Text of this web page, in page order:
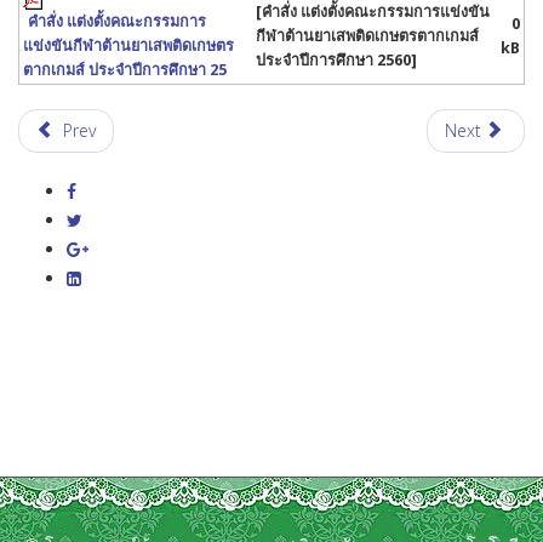
คำสั่ง แต่งตั้งคณะกรรมการ
แข่งขันกีฬาต้านยาเสพติดเกษตร
ตากเกมส์ ประจำปีการศึกษา 25
[คำสั่ง แต่งตั้งคณะกรรมการแข่งขัน
กีฬาต้านยาเสพติดเกษตรตากเกมส์
ประจำปีการศึกษา 2560]
0
kB
Prev Next